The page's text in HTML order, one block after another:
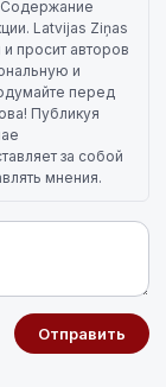
Содержание
Latvijas Ziņas
просит авторов
и
перед
Публикуя
за собой
мнения.
Отправить